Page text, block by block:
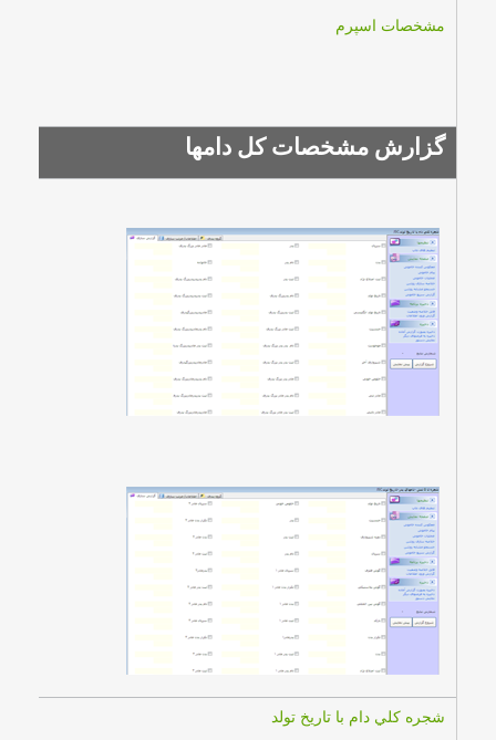
مشخصات اسپرم
گزارش مشخصات كل دامها
شجره كلي دام با تاريخ تولد